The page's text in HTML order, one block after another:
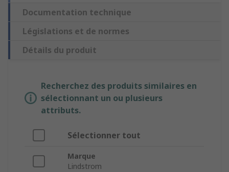
Documentation technique
Législations et de normes
Détails du produit
Recherchez des produits similaires en
sélectionnant un ou plusieurs
attributs.
Sélectionner tout
Marque
Lindstrom